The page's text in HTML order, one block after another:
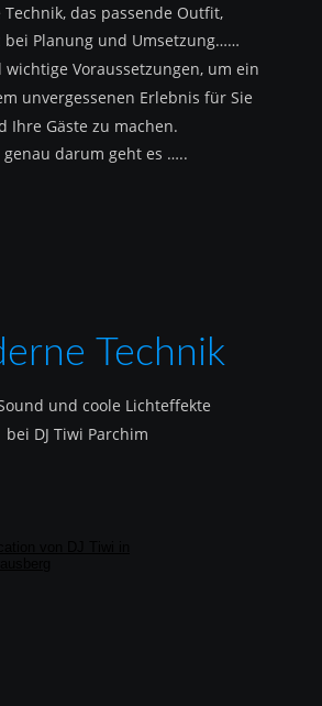
Technik, das passende Outfit,
bei Planung und Umsetzung……
Voraussetzungen, um ein
unvergessenen Erlebnis für Sie
Ihre Gäste zu machen.
genau darum geht es …..
Technik
und coole Lichteffekte
bei DJ Tiwi Parchim